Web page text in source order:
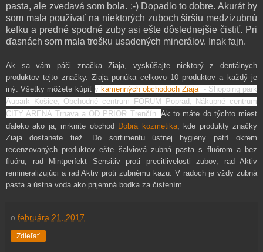
pasta, ale zvedavá som bola. :-) Dopadlo to dobre. Akurát by
som mala používať na niektorých zuboch širšiu medzizubnú
kefku a predné spodné zuby asi ešte dôslednejšie čistiť. Pri
ďasnách som mala trošku usadených minerálov. Inak fajn.
Ak sa vám páči značka Ziaja, vyskúšajte niektorý z dentálnych
produktov tejto značky. Ziaja ponúka celkovo 10 produktov a každý je
iný. Všetky môžete kúpiť v kamenných obchodochZiaja - Shopping park
Aupark Košice, Obchodné centrum FORUM Poprad, Nákupné centrum
CITY ARENA Trnava a OD PRIOR Trenčín. Ak to máte do týchto miest
ďaleko ako ja, mrknite obchod Dobrá kozmetika, kde produkty značky
Ziaja dostanete tiež. Do sortimentu ústnej hygieny patrí okrem
recenzovaných produktov ešte šalviová zubná pasta s fluórom a bez
fluóru, rad Mintperfekt Sensitiv proti precitlivelosti zubov, rad Aktiv
remineralizujúci a rad Aktiv proti zubnému kazu. V radoch je vždy zubná
pasta a ústna voda ako prijemná bodka za čistením.
o februára 21, 2017
Zdieľať